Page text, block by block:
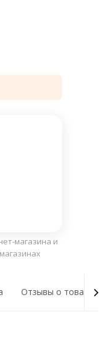
магазина и
Отзывы о товаре